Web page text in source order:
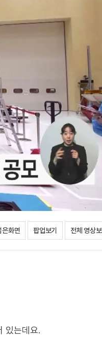
은화면 팝업보기 전체 영상보
있는데요.